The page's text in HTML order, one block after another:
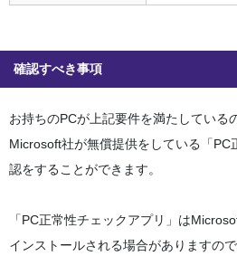
確認すべき事項
お持ちのPCが上記要件を満たしている
Microsoft社が無償提供をしている「PC
認をすることができます。
「PC正常性チェックアプリ」は
インストールされる場合がありますの